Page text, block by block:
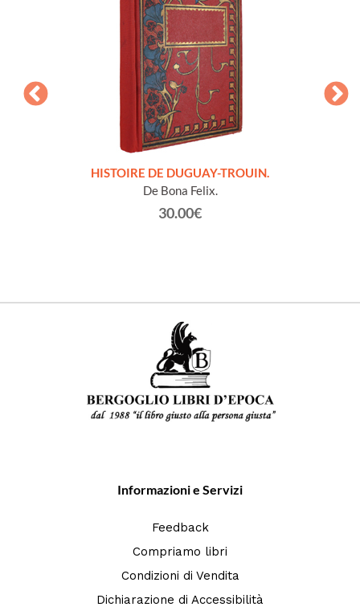
HISTOIRE DE DUGUAY-TROUIN.
De Bona Felix.
30.00€
Informazioni e Servizi
Feedback
Compriamo libri
Condizioni di Vendita
Dichiarazione di Accessibilità